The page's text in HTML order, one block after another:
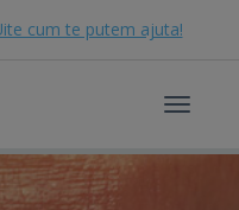
cum te putem ajuta!
Toggle